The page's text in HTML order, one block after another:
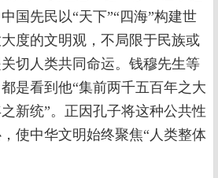
国先民以“天下”“四海”构建世
度的文明观，不局限于民族或
切人类共同命运。钱穆先生等
是看到他“集前两千五百年之大
新统”。正因孔子将这种公共性
使中华文明始终聚焦“人类整体